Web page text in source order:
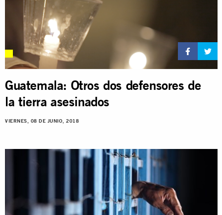
Guatemala: Otros dos defensores de
la tierra asesinados
VIERNES, 08 DE JUNIO, 2018